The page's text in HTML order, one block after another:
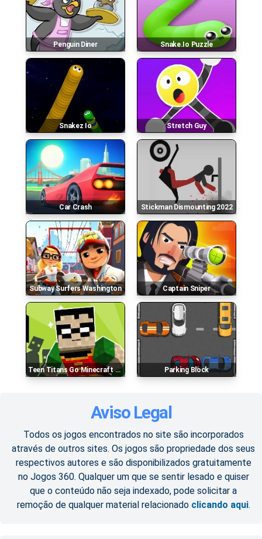
Penguin Diner Snake.io Puzzle
Snakez Io Stretch Guy
Car Crash Stickman Dismounting 2022
Subway Surfers Washington Captain Sniper
Teen Titans Go Minecraft Teenage Runner 3d Parking Block
Aviso Legal
Todos os jogos encontrados no site são incorporados
através de outros sites. Os jogos são propriedade dos seus
respectivos autores e são disponibilizados gratuitamente
no Jogos 360. Qualquer um que se sentir lesado e quiser
que o conteúdo não seja indexado, pode solicitar a
remoção de qualquer material relacionado clicando aqui.